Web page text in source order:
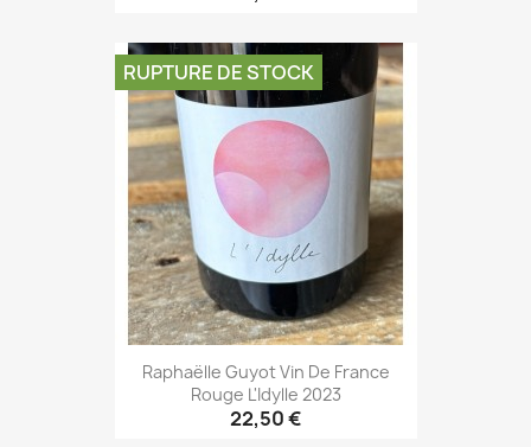
Raphaëlle Guyot Vin De France
Rouge L'Idylle 2023
22,50 €
RUPTURE DE STOCK